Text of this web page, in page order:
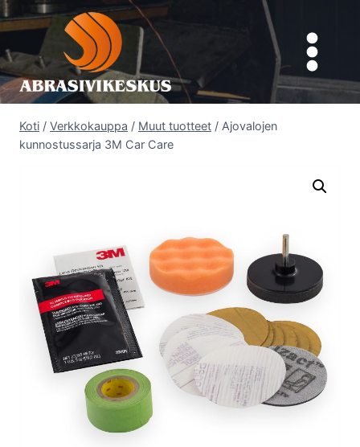
Siirry
sisältöön
Koti / Verkkokauppa / Muut tuotteet / Ajovalojen
kunnostussarja 3M Car Care